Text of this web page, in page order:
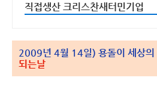
직접생산 크리스찬새터민기업
2009년 4월 14일) 용돌이 세상의
되는날